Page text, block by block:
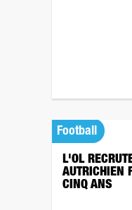
Football
L'OL
AUTRICHIEN
CINQ ANS